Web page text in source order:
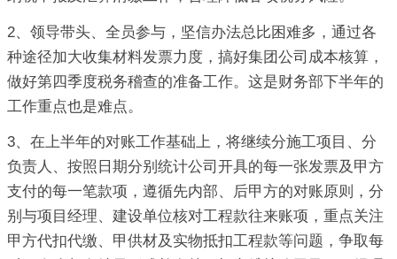
2、领导带头、全员参与，坚信办法总比困难多，通过各
种途径加大收集材料发票力度，搞好集团公司成本核算，
做好第四季度税务稽查的准备工作。这是财务部下半年的
工作重点也是难点。
3、在上半年的对账工作基础上，将继续分施工项目、分
负责人、按照日期分别统计公司开具的每一张发票及甲方
支付的每一笔款项，遵循先内部、后甲方的对账原则，分
别与项目经理、建设单位核对工程款往来账项，重点关注
甲方代扣代缴、甲供材及实物抵扣工程款等问题，争取每